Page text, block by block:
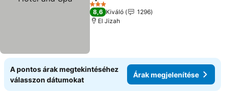
Árak megjelenítése
3 Kategória
8,6 Kiváló
1296
El Jizah
A pontos árak megtekintéséhez
válasszon dátumokat
Árak megjelenítése